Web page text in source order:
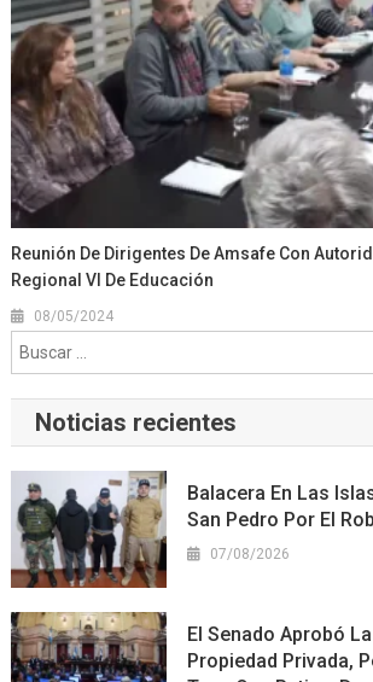
Reunión De Dirigentes De Amsafe Con
Regional VI De Educación
08/05/2024
Noticias recientes
Balacera En Las
San Pedro Por El
07/08/2026
El Senado Aprobó
Propiedad Privada,